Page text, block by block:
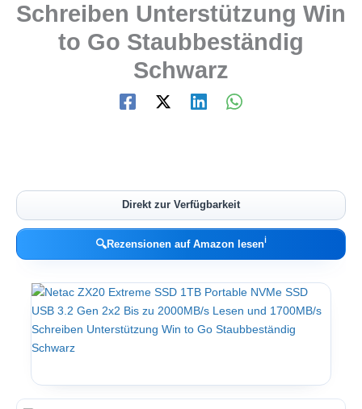
Schreiben Unterstützung Win
to Go Staubbeständig
Schwarz
Direkt zur Verfügbarkeit
🔍Rezensionen auf Amazon lesenℹ︎